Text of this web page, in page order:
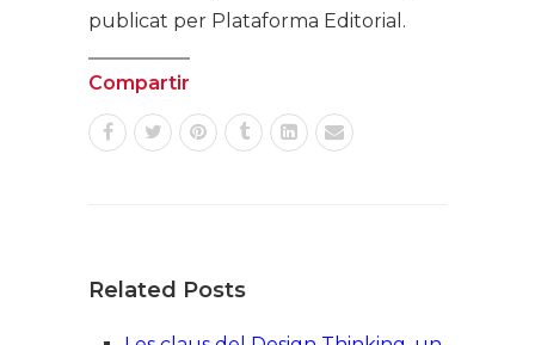
publicat per Plataforma Editorial.
Compartir
Related Posts